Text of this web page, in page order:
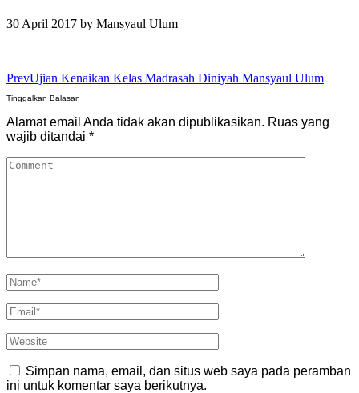
30 April 2017 by Mansyaul Ulum
PrevUjian Kenaikan Kelas Madrasah Diniyah Mansyaul Ulum
Tinggalkan Balasan
Alamat email Anda tidak akan dipublikasikan. Ruas yang
wajib ditandai *
Simpan nama, email, dan situs web saya pada peramban
ini untuk komentar saya berikutnya.